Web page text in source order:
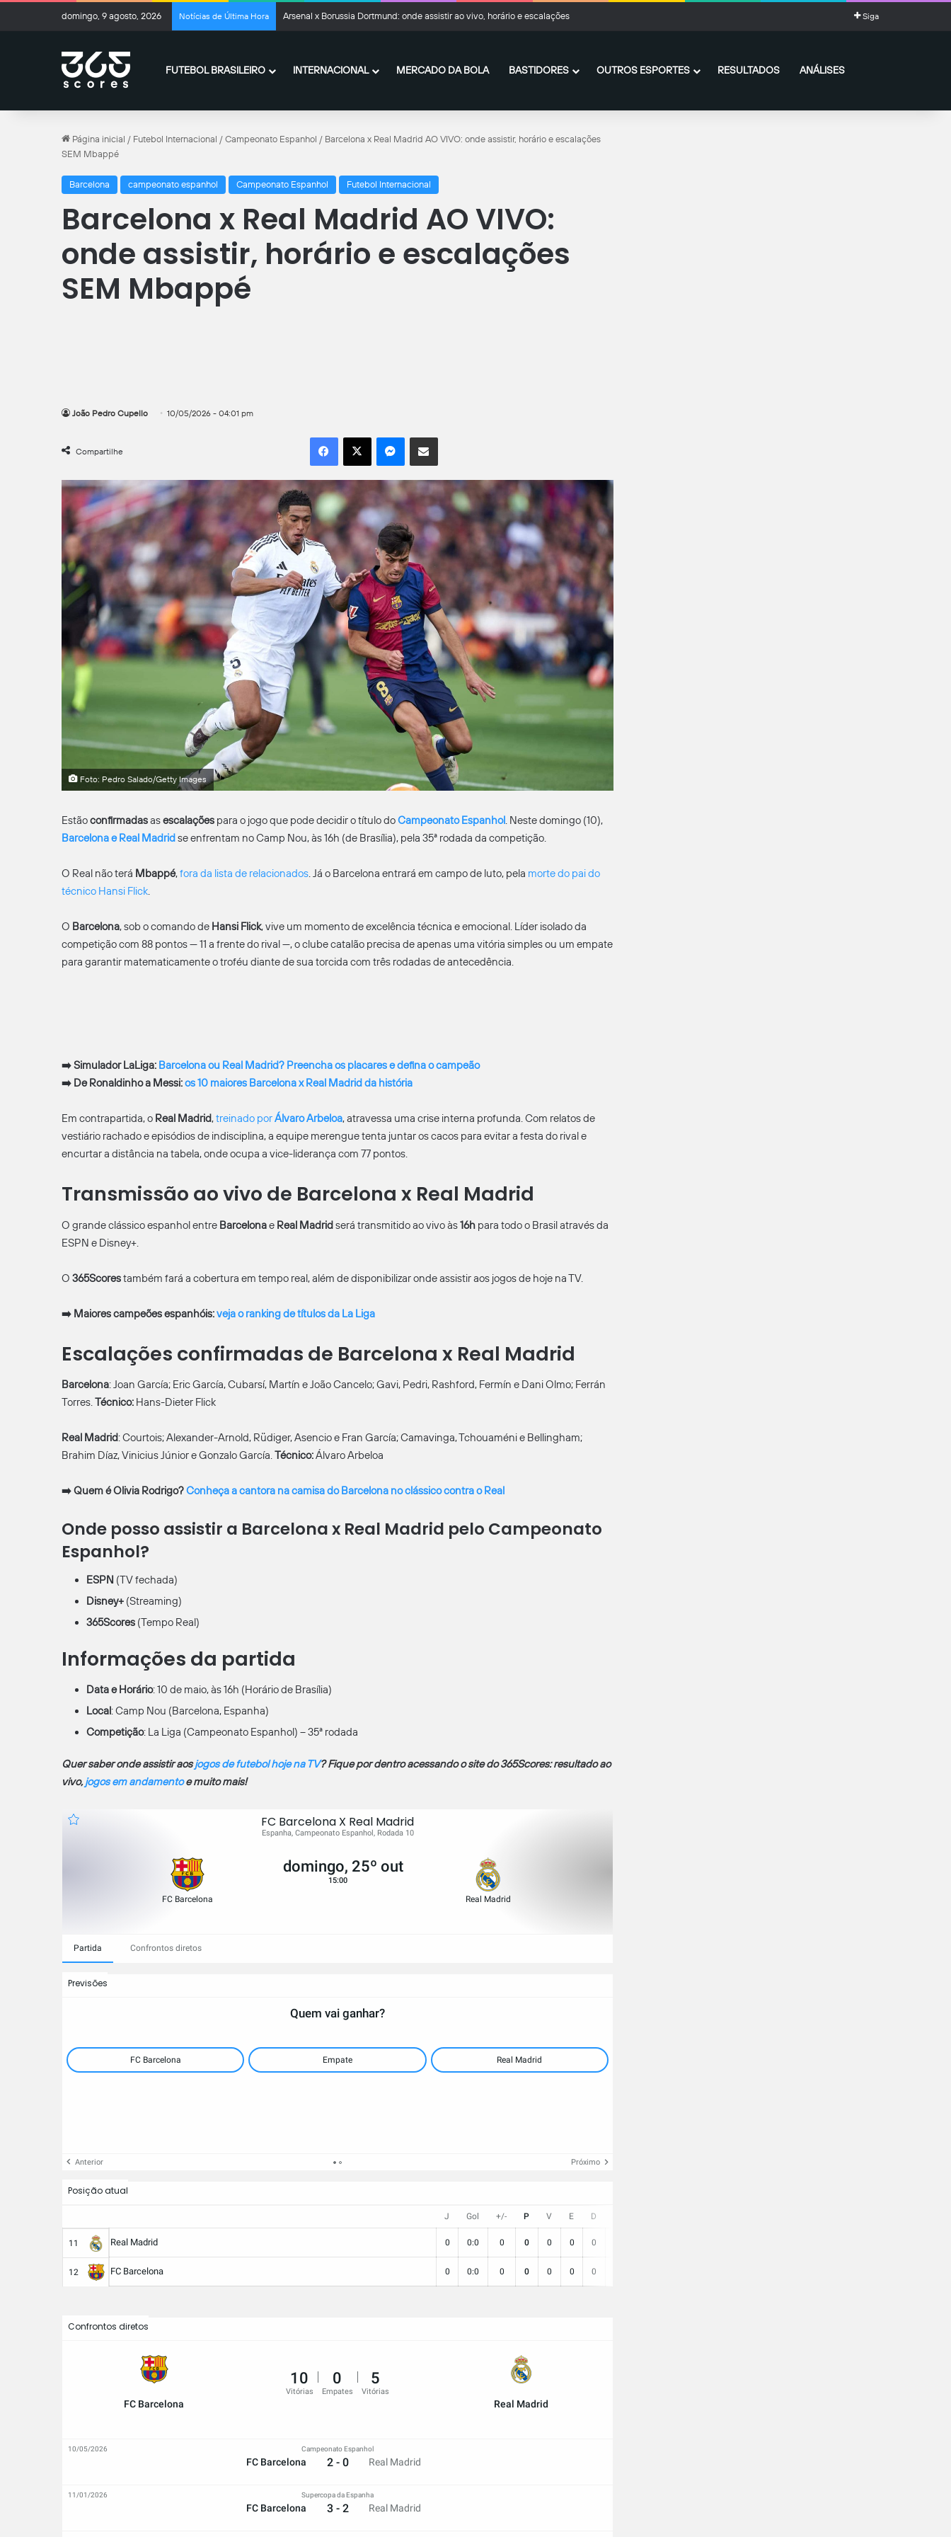
domingo, 9 agosto, 2026 Notícias de Última Hora Arsenal x Borussia Dortmund: onde assistir ao vivo, horário e escalações Siga
FUTEBOL BRASILEIRO INTERNACIONAL MERCADO DA BOLA BASTIDORES OUTROS ESPORTES RESULTADOS ANÁLISES
Página inicial / Futebol Internacional / Campeonato Espanhol / Barcelona x Real Madrid AO VIVO: onde assistir, horário e escalações
SEM Mbappé
Barcelona campeonato espanhol Campeonato Espanhol Futebol Internacional
Barcelona x Real Madrid AO VIVO:
onde assistir, horário e escalações
SEM Mbappé
João Pedro Cupello 10/05/2026 - 04:01 pm
Compartilhe
Facebook
X MessengerCompartilhar por e-mail
Foto: Pedro Salado/Getty Images
Estãoconfirmadasasescalações para o jogo que pode decidir o título doCampeonato Espanhol. Neste domingo (10),
Barcelona e Real Madrid se enfrentam no Camp Nou, às 16h (de Brasília), pela 35ª rodada da competição.
O Real não terá Mbappé,fora da lista de relacionados. Já o Barcelona entrará em campo de luto, pela morte do pai do
técnico Hansi Flick.
O Barcelona, sob o comando de Hansi Flick, vive um momento de excelência técnica e emocional. Líder isolado da
competição com 88 pontos — 11 a frente do rival —, o clube catalão precisa de apenas uma vitória simples ou um empate
para garantir matematicamente o troféu diante de sua torcida com três rodadas de antecedência.
➡️ Simulador LaLiga: Barcelona ou Real Madrid? Preencha os placares e defina o campeão
➡️ De Ronaldinho a Messi:os 10 maiores Barcelona x Real Madrid da história
Em contrapartida, o Real Madrid,treinado porÁlvaro Arbeloa, atravessa uma crise interna profunda. Com relatos de
vestiário rachado e episódios de indisciplina, a equipe merengue tenta juntar os cacos para evitar a festa do rival e
encurtar a distância na tabela, onde ocupa a vice-liderança com 77 pontos.
Transmissão ao vivo de Barcelona x Real Madrid
O grande clássico espanhol entre Barcelonae Real Madrid será transmitido ao vivo às16h para todo o Brasil através da
ESPN e Disney+.
O 365Scorestambém fará a cobertura em tempo real, além de disponibilizar onde assistir aos jogos de hoje na TV.
➡️ Maiores campeões espanhóis:veja o ranking de títulos da La Liga
Escalações confirmadas de Barcelona x Real Madrid
Barcelona: Joan García; Eric García, Cubarsí, Martín e João Cancelo; Gavi, Pedri, Rashford, Fermín e Dani Olmo; Ferrán
Torres.Técnico: Hans-Dieter Flick
Real Madrid: Courtois; Alexander-Arnold, Rüdiger, Asencio e Fran García; Camavinga, Tchouaméni e Bellingham;
Brahim Díaz, Vinicius Júnior e Gonzalo García.Técnico:Álvaro Arbeloa
➡️ Quem é Olivia Rodrigo?Conheça a cantora na camisa do Barcelona no clássico contra o Real
Onde posso assistir a Barcelona x Real Madrid pelo Campeonato
Espanhol?
ESPN (TV fechada)
Disney+ (Streaming)
365Scores (Tempo Real)
Informações da partida
Data e Horário: 10 de maio, às 16h (Horário de Brasília)
Local: Camp Nou (Barcelona, Espanha)
Competição: La Liga (Campeonato Espanhol) – 35ª rodada
Quer saber onde assistir aosjogos de futebol hoje na TV? Fique por dentro acessando o site do 365Scores: resultado ao
vivo,jogos em andamentoe muito mais!
FC Barcelona X Real Madrid
Espanha, Campeonato Espanhol, Rodada 10
FC Barcelona
domingo, 25º out
15:00
Real Madrid
Partida Confrontos diretos
Previsões
Quem vai ganhar?
FC Barcelona Empate Real Madrid
Anterior Próximo
Posição atual
J Gol +/- P V E D
11 Real Madrid 0 0:0 0 0 0 0 0
12 FC Barcelona 0 0:0 0 0 0 0 0
Confrontos diretos
FC Barcelona
10
Vitórias
0
Empates
5
Vitórias
Real Madrid
FC Barcelona
Campeonato Espanhol
2 - 0 Real Madrid
10/05/2026
FC Barcelona
Supercopa da Espanha
3 - 2 Real Madrid
11/01/2026